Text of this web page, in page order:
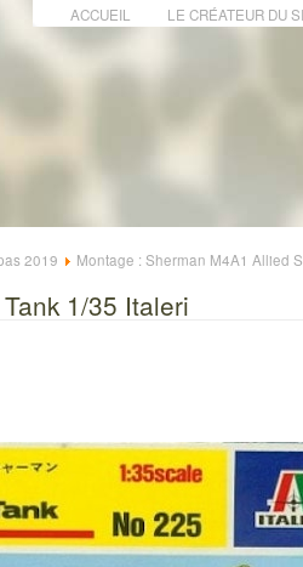
ACCUEIL LE CRÉATEUR DU
2019
Montage : Sherman M4A1 Allied
1/35 Italeri